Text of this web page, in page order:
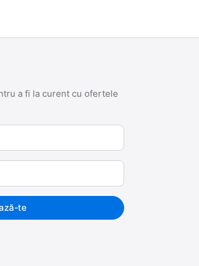
a fi la curent cu ofertele
te